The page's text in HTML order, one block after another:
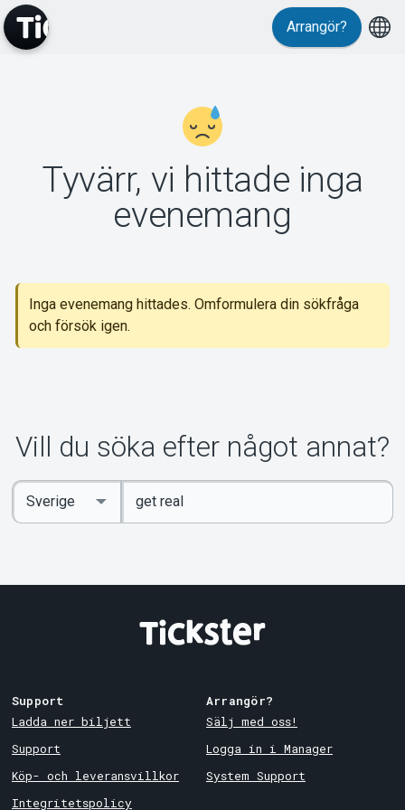
Support
Om Tickster
Arrangör?
Tyvärr, vi hittade inga
evenemang
Inga evenemang hittades. Omformulera din sökfråga
och försök igen.
Vill du söka efter något annat?
Ange
sökord
Select
Country
Support
Ladda ner biljett
Support
Köp- och leveransvillkor
Integritetspolicy
Arrangör?
Sälj med oss!
Logga in i Manager
System Support